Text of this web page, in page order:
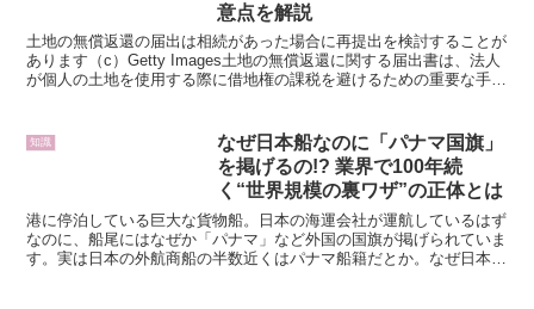
意点を解説
土地の無償返還の届出は相続があった場合に再提出を検討することが
あります（c）Getty Images土地の無償返還に関する届出書は、法人
が個人の土地を使用する際に借地権の課税を避けるための重要な手続
知識
なぜ日本船なのに「パナマ国旗」
を掲げるの!? 業界で100年続
く“世界規模の裏ワザ”の正体とは
港に停泊している巨大な貨物船。日本の海運会社が運航しているはず
なのに、船尾にはなぜか「パナマ」など外国の国旗が掲げられていま
す。実は日本の外航商船の半数近くはパナマ船籍だとか。なぜ日本の